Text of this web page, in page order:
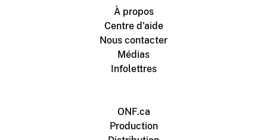
À propos
Centre d'aide
Nous contacter
Médias
Infolettres
ONF.ca
Production